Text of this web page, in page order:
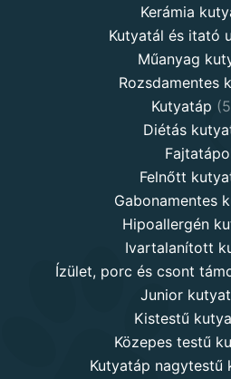
Kerámia
Kutyatál és itató
Műanyag
Rozsdamentes
Kutyatáp
Diétás
Felnőtt
Gabonamentes
Hipoallergén
Ivartalanított
Ízület, porc és csont
Junior
Kistestű
Közepes testű
Kutyatáp nagytestű